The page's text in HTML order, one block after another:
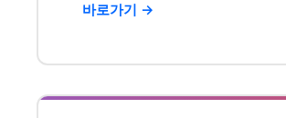
바로가기 →